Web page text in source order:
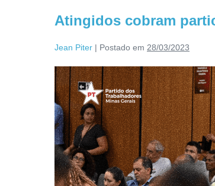
Atingidos cobram
Jean Piter | Postado em 28/03/2023